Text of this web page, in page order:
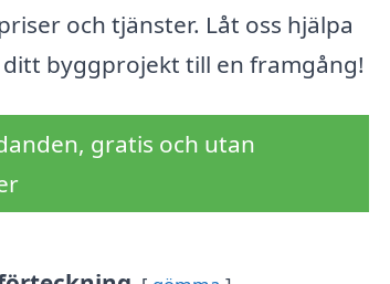
och tjänster. Låt oss hjälpa
byggprojekt till en framgång!
gratis och utan